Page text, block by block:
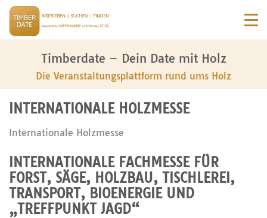
Timberdate – Dein Date mit Holz
Die Veranstaltungsplattform rund ums Holz
INTERNATIONALE HOLZMESSE
Internationale Holzmesse
INTERNATIONALE FACHMESSE FÜR
FORST, SÄGE, HOLZBAU, TISCHLEREI,
TRANSPORT, BIOENERGIE UND
„TREFFPUNKT JAGD“